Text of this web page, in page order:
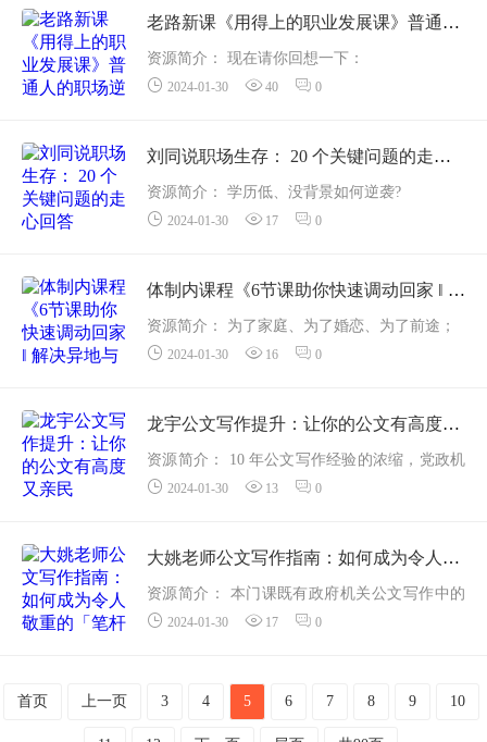
一脚。
职场中，工作汇报是一个合格职场...
老路新课《用得上的职业发展课》普通人的职场逆袭必修课
资源简介： 现在请你回想一下：
● 现在的工作你满意么？
● 你有什么别人无法取代的技能么？
● 三十年以后，你拿什么养活自己？
...
2024-01-30 40 0
刘同说职场生存： 20 个关键问题的走心回答
资源简介： 学历低、没背景如何逆袭?
刚入职场，如何与身边的老司机相处?
如何合理规划职场，跑赢同龄人?
如何扭转困境，让职场顺风...
2024-01-30 17 0
体制内课程《6节课助你快速调动回家 ‖ 解决异地与分居痛苦课程》
资源简介： 为了家庭、为了婚恋、为了前途；
趁年轻，你是不是很想调动工作？
考上了，单位居然不放行！
除了考试，其实调...
2024-01-30 16 0
龙宇公文写作提升：让你的公文有高度又亲民
资源简介： 10 年公文写作经验的浓缩，党政机
关负责人亲授； 9大常用公文题材，逐个攻破实
即用的提升技巧；从日常工作中提...
2024-01-30 13 0
大姚老师公文写作指南：如何成为令人敬重的「笔杆子」
资源简介： 本门课既有政府机关公文写作中的
困境和谜团，又有企事业单位公文写作中的陷
动的教你各种公文写作方法，使你轻松驾驭...
2024-01-30 17 0
首页 上一页 3 4 5 6 7 8 9 10